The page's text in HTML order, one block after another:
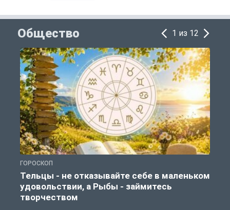
Общество 1 из 12
ГОРОСКОП
Тельцы - не отказывайте себе в маленьком
удовольствии, а Рыбы - займитесь
творчеством